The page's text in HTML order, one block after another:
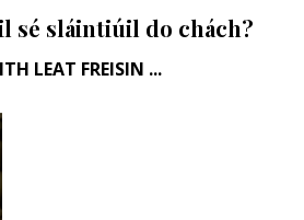
sé sláintiúil do chách?
LEAT FREISIN ...